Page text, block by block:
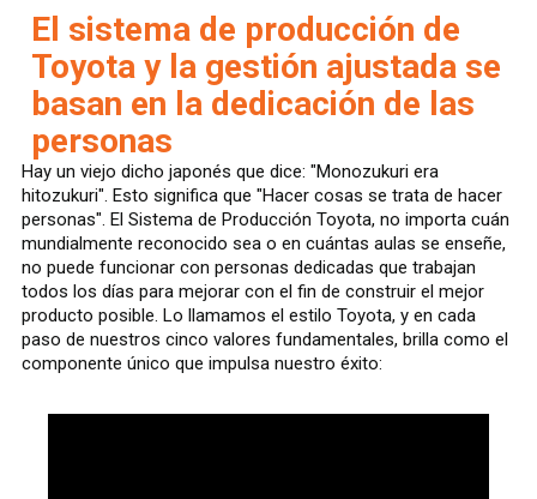
El sistema de producción de
Toyota y la gestión ajustada se
basan en la dedicación de las
personas
Hay un viejo dicho japonés que dice: "Monozukuri era
hitozukuri". Esto significa que "Hacer cosas se trata de hacer
personas". El Sistema de Producción Toyota, no importa cuán
mundialmente reconocido sea o en cuántas aulas se enseñe,
no puede funcionar con personas dedicadas que trabajan
todos los días para mejorar con el fin de construir el mejor
producto posible. Lo llamamos el estilo Toyota, y en cada
paso de nuestros cinco valores fundamentales, brilla como el
componente único que impulsa nuestro éxito: